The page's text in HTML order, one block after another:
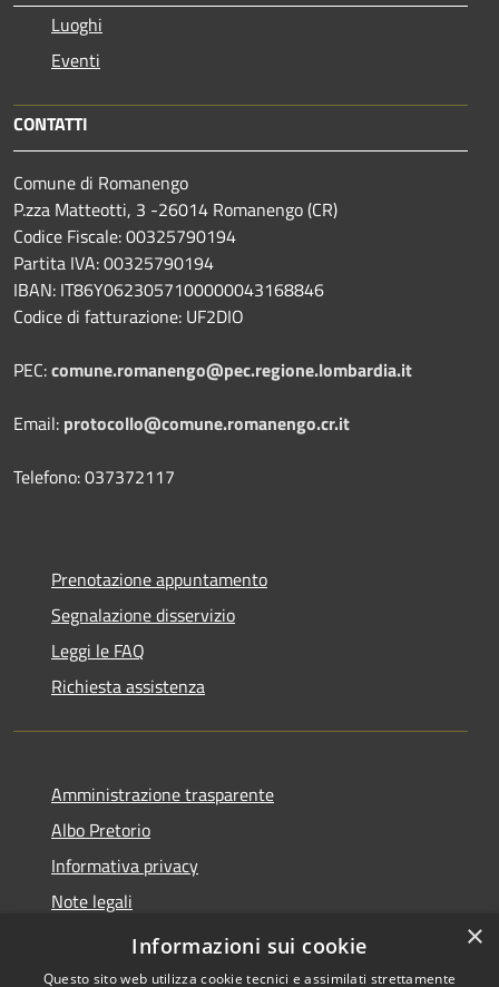
Luoghi
Eventi
CONTATTI
Comune di Romanengo
P.zza Matteotti, 3 -26014 Romanengo (CR)
Codice Fiscale: 00325790194
Partita IVA: 00325790194
IBAN: IT86Y0623057100000043168846
Codice di fatturazione: UF2DIO
PEC:comune.romanengo@pec.regione.lombardia.it
Email: protocollo@comune.romanengo.cr.it
Telefono: 037372117
Prenotazione appuntamento
Segnalazione disservizio
Leggi le FAQ
Richiesta assistenza
Amministrazione trasparente
Albo Pretorio
Informativa privacy
Note legali
Dichiarazione di accessibilità
×
Informazioni sui cookie
Questo sito web utilizza cookie tecnici e assimilati strettamente